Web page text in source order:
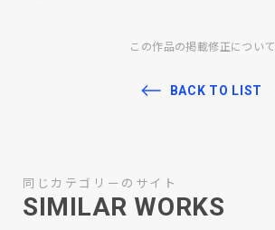
この作品の掲載修正について
BACK TO LIST
同じカテゴリーのサイト
SIMILAR WORKS